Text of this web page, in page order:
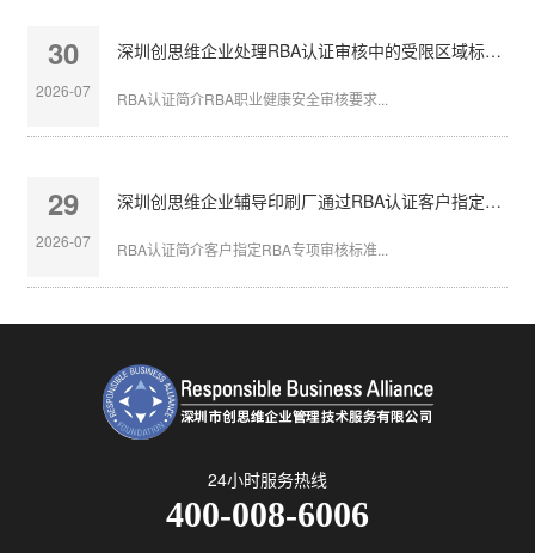
30
2026-07
深圳创思维企业处理RBA认证审核中的受限区域标识不清
RBA认证简介RBA职业健康安全审核要求...
29
2026-07
深圳创思维企业辅导印刷厂通过RBA认证客户指定审核
RBA认证简介客户指定RBA专项审核标准...
24小时服务热线
400-008-6006